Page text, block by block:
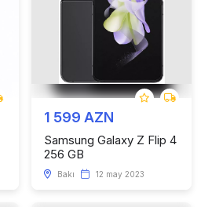
1 599 AZN
Samsung Galaxy Z Flip 4
256 GB
Bakı 12 may 2023